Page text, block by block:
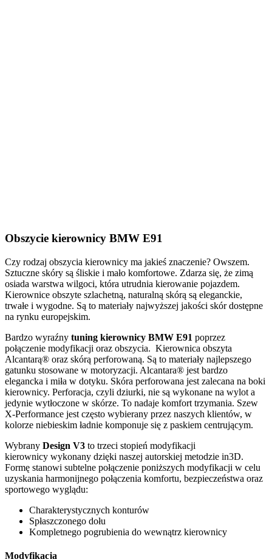
Obszycie kierownicy BMW E91
Czy rodzaj obszycia kierownicy ma jakieś znaczenie? Owszem.
Sztuczne skóry są śliskie i mało komfortowe. Zdarza się, że zimą
osiada warstwa wilgoci, która utrudnia kierowanie pojazdem.
Kierownice obszyte szlachetną, naturalną skórą są eleganckie,
trwałe i wygodne. Są to materiały najwyższej jakości skór dostępne
na rynku europejskim.
Bardzo wyraźny tuning kierownicy BMW E91 poprzez
połączenie modyfikacji oraz obszycia. Kierownica obszyta
Alcantarą® oraz skórą perforowaną. Są to materiały najlepszego
gatunku stosowane w motoryzacji. Alcantara® jest bardzo
elegancka i miła w dotyku. Skóra perforowana jest zalecana na boki
kierownicy. Perforacja, czyli dziurki, nie są wykonane na wylot a
jedynie wytłoczone w skórze. To nadaje komfort trzymania. Szew
X-Performance jest często wybierany przez naszych klientów, w
kolorze niebieskim ładnie komponuje się z paskiem centrującym.
Wybrany Design V3 to trzeci stopień modyfikacji
kierownicy wykonany dzięki naszej autorskiej metodzie in3D.
Formę stanowi subtelne połączenie poniższych modyfikacji w celu
uzyskania harmonijnego połączenia komfortu, bezpieczeństwa oraz
sportowego wyglądu:
Charakterystycznych konturów
Spłaszczonego dołu
Kompletnego pogrubienia do wewnątrz kierownicy
Modyfikacja